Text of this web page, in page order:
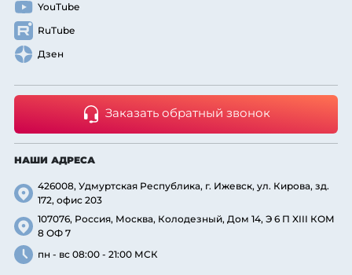
YouTube
RuTube
Дзен
Заказать обратный звонок
НАШИ АДРЕСА
426008, Удмуртская Республика, г. Ижевск, ул. Кирова, зд.
172, офис 203
107076, Россия, Москва, Колодезный, Дом 14, Э 6 П XIII КОМ
8 ОФ 7
пн - вс 08:00 - 21:00 МСК